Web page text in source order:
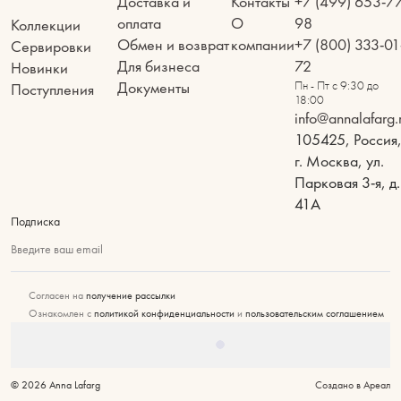
Коллекции
Сервировки
Новинки
Поступления
оплата
Обмен и возврат
Для бизнеса
Документы
О
компании
98
+7 (800) 333-
72
Пн - Пт с 9:30 до
18:00
105425, Россия,
г. Москва, ул.
Парковая 3-я, д.
41А
Подписка
Введите ваш email
Согласен на получение рассылки
Ознакомлен с политикой конфиденциальности и пользовательским соглашением
© 2026 Anna Lafarg Создано в Ареал